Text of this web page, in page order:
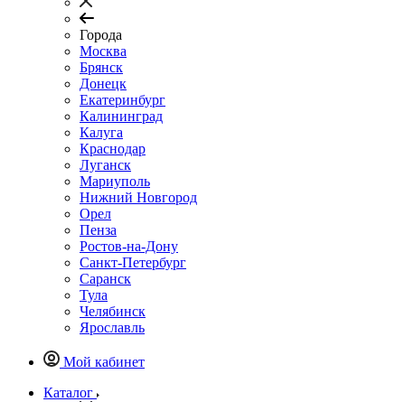
Города
Москва
Брянск
Донецк
Екатеринбург
Калининград
Калуга
Краснодар
Луганск
Мариуполь
Нижний Новгород
Орел
Пенза
Ростов-на-Дону
Санкт-Петербург
Саранск
Тула
Челябинск
Ярославль
Мой кабинет
Каталог